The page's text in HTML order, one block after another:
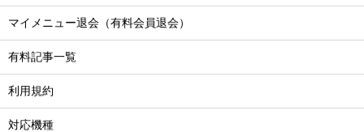
マイメニュー退会（有料会員退会）
有料記事一覧
利用規約
対応機種